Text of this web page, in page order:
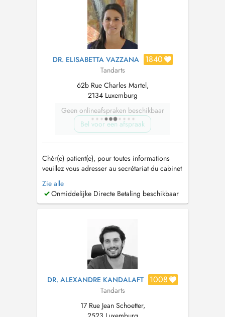
DR. ELISABETTA VAZZANA 1840
Tandarts
62b Rue Charles Martel,
2134 Luxemburg
Geen onlineafspraken beschikbaar
Bel voor een afspraak
Chèr(e) patient(e), pour toutes informations
veuillez vous adresser au secrétariat du cabinet
au 26201939. Dear patient, for all information,
please call the studio secretariat at
26201939....
Zie alle
Onmiddelijke Directe Betaling beschikbaar
DR. ALEXANDRE KANDALAFT 1008
Tandarts
17 Rue Jean Schoetter,